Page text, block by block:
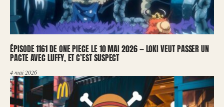
ÉPISODE 1161 DE ONE PIECE LE 10 MAI 2026 — LOKI VEUT PASSER UN
PACTE AVEC LUFFY, ET C’EST SUSPECT
4 mai 2026